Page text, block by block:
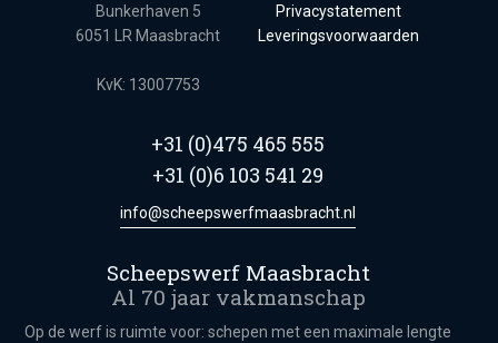
Bunkerhaven 5
6051 LR Maasbracht
KvK: 13007753
Privacystatement
Leveringsvoorwaarden
+31 (0)475 465 555
+31 (0)6 103 541 29
info@scheepswerfmaasbracht.nl
Scheepswerf Maasbracht
Al 70 jaar vakmanschap
Op de werf is ruimte voor: schepen met een maximale lengte